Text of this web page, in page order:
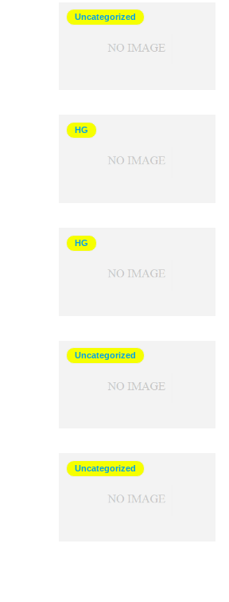
Uncategorized
HG
HG
Uncategorized
Uncategorized